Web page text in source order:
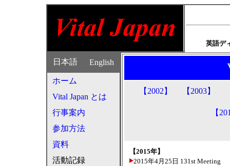
英語デ
日本語 English
ホーム
Vital Japan とは
行事案内
参加方法
資料
活動記録
【2002】 【2003】
【
【2015年】
2015年4月25日 131st Meeting